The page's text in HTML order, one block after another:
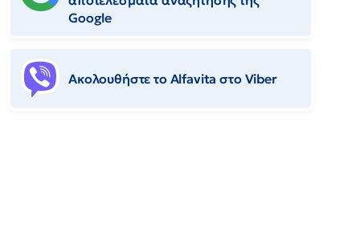
Google
Ακολουθήστε το Αlfavita στο Viber